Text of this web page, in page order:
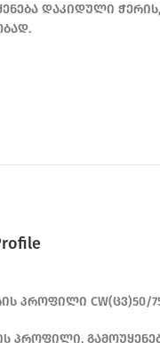
დაკიდული ჭერის,
პროფილი CW(ცვ)50/
პროფილი,